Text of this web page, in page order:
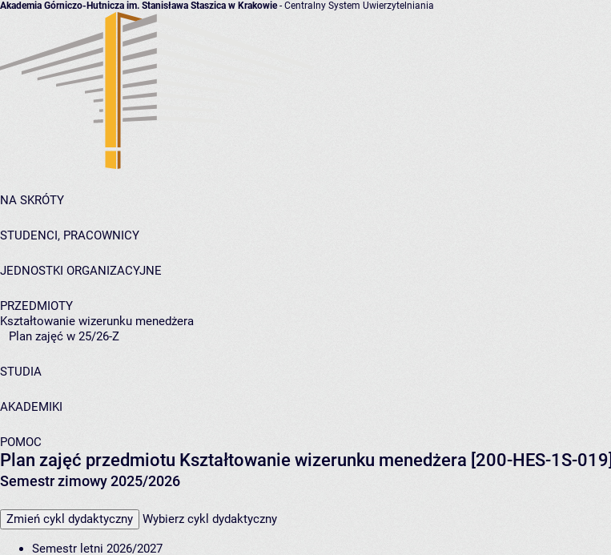
Akademia Górniczo-Hutnicza im. Stanisława Staszica w Krakowie- Centralny System Uwierzytelniania
NA SKRÓTY
STUDENCI, PRACOWNICY
JEDNOSTKI ORGANIZACYJNE
PRZEDMIOTY
Kształtowanie wizerunku menedżera
Plan zajęć w 25/26-Z
STUDIA
AKADEMIKI
POMOC
Plan zajęć przedmiotu Kształtowanie wizerunku menedżera [200-HES-1S-019]
Semestr zimowy 2025/2026
Zmień cykl dydaktyczny Wybierz cykl dydaktyczny
Semestr letni 2026/2027